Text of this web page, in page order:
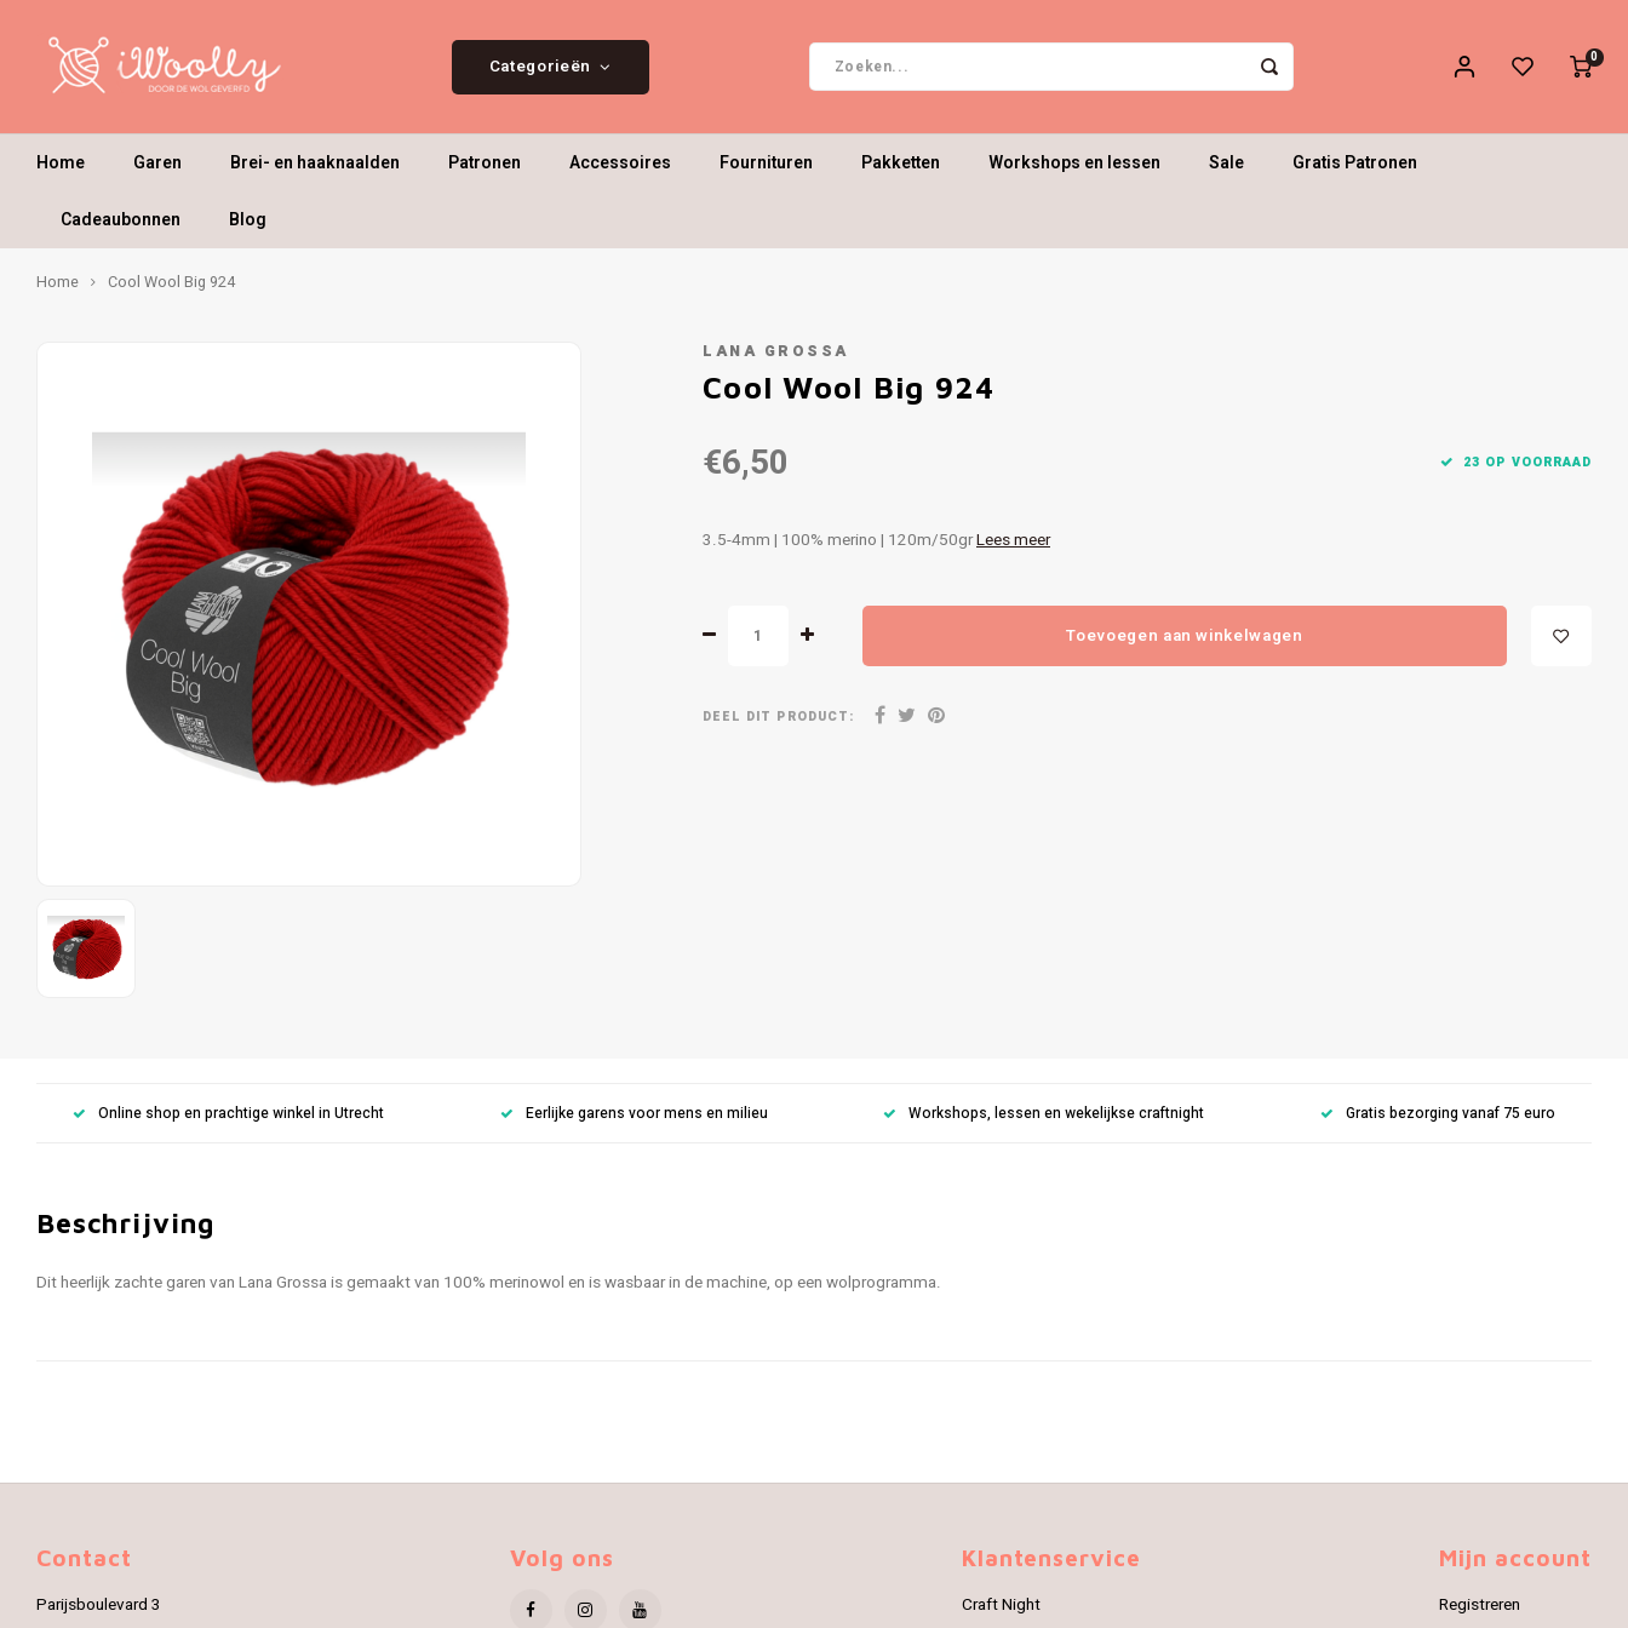
Categorieën 0
Home Garen Brei- en haaknaalden Patronen Accessoires Fournituren Pakketten Workshops en lessen Sale Gratis Patronen
Cadeaubonnen Blog
Home Cool Wool Big 924
LANA GROSSA
Cool Wool Big 924
€6,50 23 OP VOORRAAD
3.5-4mm | 100% merino | 120m/50grLees meer
Toevoegen aan winkelwagen
DEEL DIT PRODUCT:
Online shop en prachtige winkel in Utrecht Eerlijke garens voor mens en milieu Workshops, lessen en wekelijkse craftnight Gratis bezorging vanaf 75 euro
Beschrijving
Dit heerlijk zachte garen van Lana Grossa is gemaakt van 100% merinowol en is wasbaar in de machine, op een wolprogramma.
Contact
Parijsboulevard 3
Volg ons Klantenservice
Craft Night
Mijn account
Registreren